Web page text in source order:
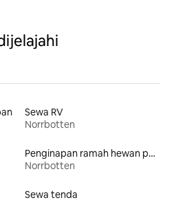
Sewa RV
Norrbotten
Penginapan ramah hewan peliharaan
Norrbotten
Sewa tenda